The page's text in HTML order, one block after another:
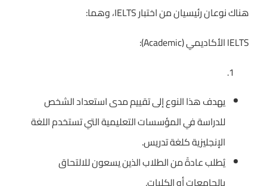
هناك نوعان رئيسيان من اختبار IELTS، وهما:
IELTS الأكاديمي (Academic):
يهدف هذا النوع إلى تقييم مدى استعداد الشخص
للدراسة في المؤسسات التعليمية التي تستخدم اللغة
الإنجليزية كلغة تدريس.
يُطلب عادةً من الطلاب الذين يسعون للالتحاق